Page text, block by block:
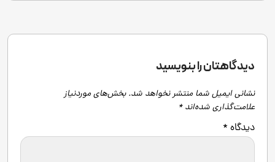
دیدگاهتان را بنویسید
نشانی ایمیل شما منتشر نخواهد شد. بخش‌های موردنیاز
علامت‌گذاری شده‌اند*
دیدگاه *